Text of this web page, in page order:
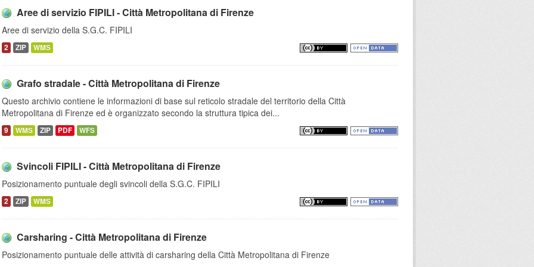
Aree di servizio FIPILI - Città Metropolitana di Firenze
Aree di servizio della S.G.C. FIPILI
2 ZIP WMS
Grafo stradale - Città Metropolitana di Firenze
Questo archivio contiene le informazioni di base sul reticolo stradale del territorio della Città
Metropolitana di Firenze ed è organizzato secondo la struttura tipica dei...
9 WMS ZIP PDF WFS
Svincoli FIPILI - Città Metropolitana di Firenze
Posizionamento puntuale degli svincoli della S.G.C. FIPILI
2 ZIP WMS
Carsharing - Città Metropolitana di Firenze
Posizionamento puntuale delle attività di carsharing della Città Metropolitana di Firenze